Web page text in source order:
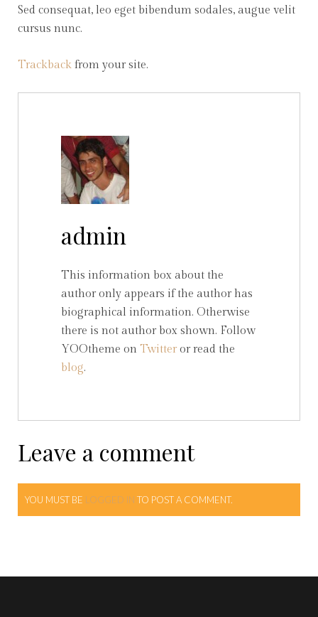
Sed consequat, leo eget bibendum sodales, augue velit
cursus nunc.
Trackback from your site.
admin
This information box about the
author only appears if the author has
biographical information. Otherwise
there is not author box shown. Follow
YOOtheme on Twitteror read the
blog.
Leave a comment
YOU MUST BE LOGGED IN TO POST A COMMENT.